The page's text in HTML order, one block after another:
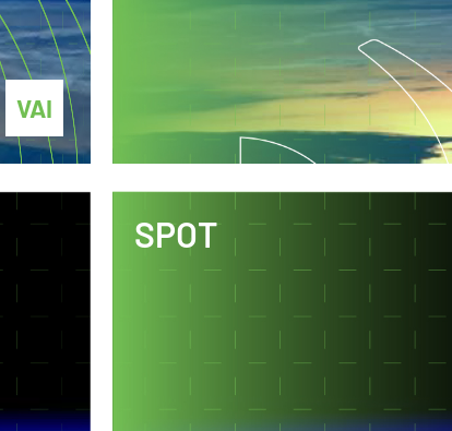
VAI
SPOT